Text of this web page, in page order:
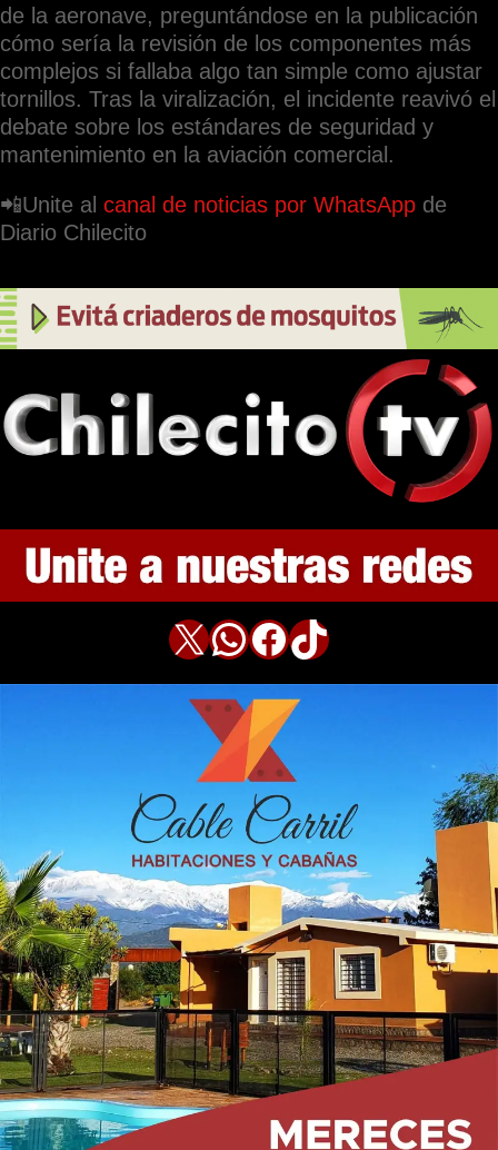
de la aeronave, preguntándose en la publicación
cómo sería la revisión de los componentes más
complejos si fallaba algo tan simple como ajustar
tornillos. Tras la viralización, el incidente reavivó el
debate sobre los estándares de seguridad y
mantenimiento en la aviación comercial.
📲Unite al canal de noticias por WhatsApp de
Diario Chilecito
X WhatsApp Facebook TikTok